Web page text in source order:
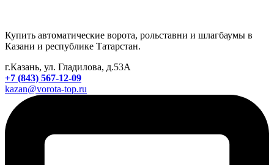
Купить автоматические ворота, рольставни и шлагбаумы в
Казани и республике Татарстан.
г.Казань, ул. Гладилова, д.53А
+7 (843) 567-12-09
kazan@vorota-top.ru